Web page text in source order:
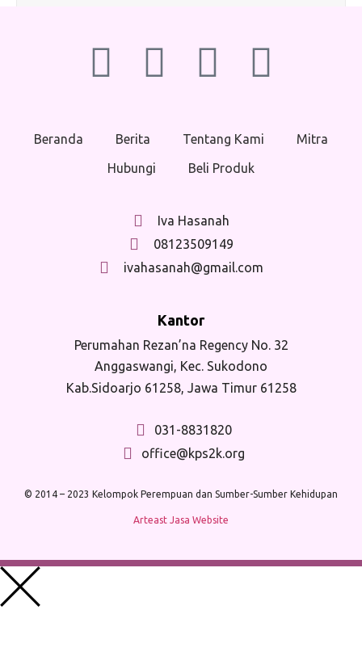
Beranda Berita Tentang Kami
Mitra
Hubungi
Beli Produk
Iva Hasanah
08123509149
ivahasanah@gmail.com
Kantor
Perumahan Rezan’na Regency No. 32
Anggaswangi, Kec. Sukodono
Kab.Sidoarjo 61258, Jawa Timur 61258
031-8831820
office@kps2k.org
© 2014 – 2023 Kelompok Perempuan dan Sumber-Sumber Kehidupan
Arteast Jasa Website